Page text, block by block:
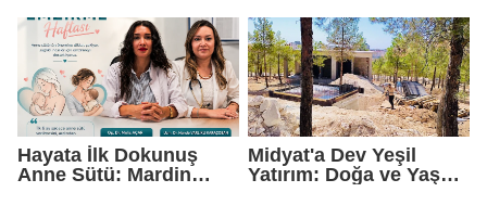
Kadro Kuruyoruz"
TL Yaptırım
Hayata İlk Dokunuş
Anne Sütü: Mardin
Midyat'a Dev Yeşil
Yatırım: Doğa ve Yaşam